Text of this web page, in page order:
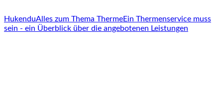
HukenduAlles zum Thema ThermeEin Thermenservice muss
sein - ein Überblick über die angebotenen Leistungen